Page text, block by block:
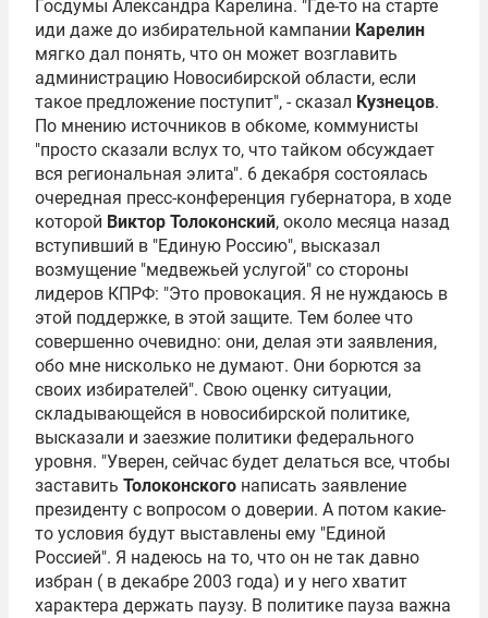
Госдумы Александра Карелина. "Где-то на старте
иди даже до избирательной кампании Карелин
мягко дал понять, что он может возглавить
администрацию Новосибирской области, если
такое предложение поступит", - сказал Кузнецов.
По мнению источников в обкоме, коммунисты
"просто сказали вслух то, что тайком обсуждает
вся региональная элита". 6 декабря состоялась
очередная пресс-конференция губернатора, в ходе
которой Виктор Толоконский, около месяца назад
вступивший в "Единую Россию", высказал
возмущение "медвежьей услугой" со стороны
лидеров КПРФ: "Это провокация. Я не нуждаюсь в
этой поддержке, в этой защите. Тем более что
совершенно очевидно: они, делая эти заявления,
обо мне нисколько не думают. Они борются за
своих избирателей". Свою оценку ситуации,
складывающейся в новосибирской политике,
высказали и заезжие политики федерального
уровня. "Уверен, сейчас будет делаться все, чтобы
заставить Толоконского написать заявление
президенту с вопросом о доверии. А потом какие-
то условия будут выставлены ему "Единой
Россией". Я надеюсь на то, что он не так давно
избран ( в декабре 2003 года) и у него хватит
характера держать паузу. В политике пауза важна